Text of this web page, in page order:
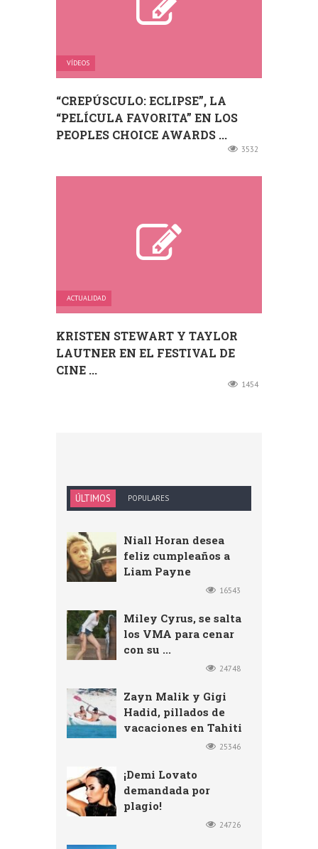
VÍDEOS
“CREPÚSCULO: ECLIPSE”, LA
“PELÍCULA FAVORITA” EN LOS
PEOPLES CHOICE AWARDS ...
3532
ACTUALIDAD
KRISTEN STEWART Y TAYLOR
LAUTNER EN EL FESTIVAL DE
CINE ...
1454
ÚLTIMOS POPULARES
Niall Horan desea
feliz cumpleaños a
Liam Payne
16543
Miley Cyrus, se salta
los VMA para cenar
con su ...
24748
Zayn Malik y Gigi
Hadid, pillados de
vacaciones en Tahiti
25346
¡Demi Lovato
demandada por
plagio!
24726